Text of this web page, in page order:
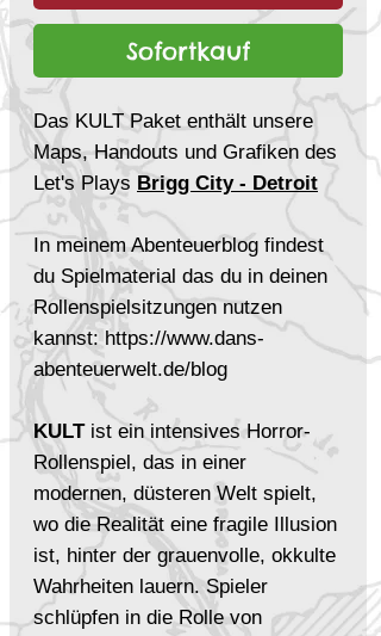
Sofortkauf
Das KULT Paket enthält unsere
Maps, Handouts und Grafiken des
Let's Plays Brigg City - Detroit
In meinem Abenteuerblog findest
du Spielmaterial das du in deinen
Rollenspielsitzungen nutzen
kannst: https://www.dans-
abenteuerwelt.de/blog
KULTist ein intensives Horror-
Rollenspiel, das in einer
modernen, düsteren Welt spielt,
wo die Realität eine fragile Illusion
ist, hinter der grauenvolle, okkulte
Wahrheiten lauern. Spieler
schlüpfen in die Rolle von